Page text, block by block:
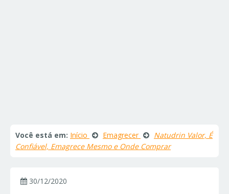
Você está em: Início Emagrecer
Natudrin Valor, É
Confiável, Emagrece Mesmo e Onde Comprar
30/12/2020